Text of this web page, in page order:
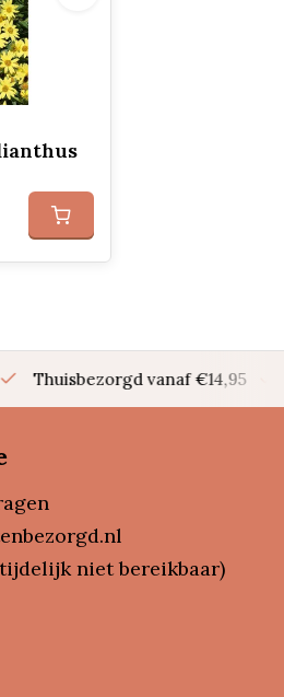
Thuisbezorgd vanaf €14,95
niet bereikbaar)